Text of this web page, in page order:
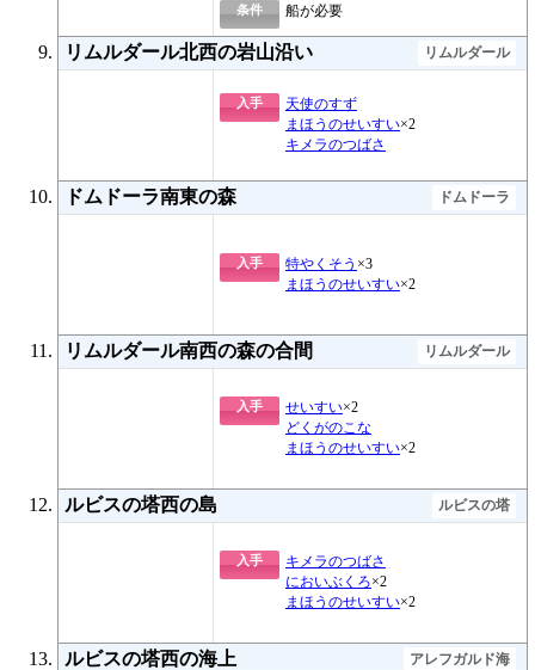
条件 船が必要
リムルダール北西の岩山沿い リムルダール
入手
天使のすず
まほうのせいすい×2
キメラのつばさ
ドムドーラ南東の森 ドムドーラ
入手 特やくそう ×3
まほうのせいすい×2
リムルダール南西の森の合間 リムルダール
入手 せいすい×2
どくがのこな
まほうのせいすい×2
ルビスの塔西の島 ルビスの塔
入手
キメラのつばさ
においぶくろ×2
まほうのせいすい×2
ルビスの塔西の海上 アレフガルド海